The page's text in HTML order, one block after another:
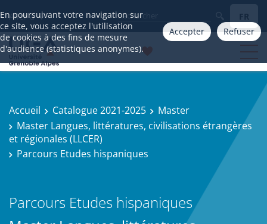
En poursuivant votre navigation sur
ce site, vous acceptez l'utilisation
de cookies à des fins de mesure
d'audience (statistiques anonymes).
Accepter Refuser
Aller à FR
Accueil Catalogue 2021-2025
Master
Master Langues, littératures, civilisations étrangères
et régionales (LLCER)
Parcours Etudes hispaniques
Parcours Etudes hispaniques